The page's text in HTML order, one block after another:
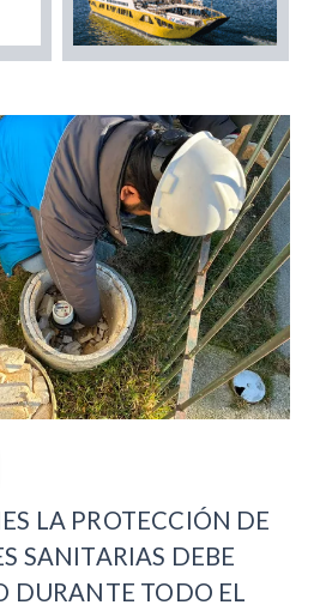
LA PROTECCIÓN DE
SANITARIAS DEBE
DURANTE TODO EL